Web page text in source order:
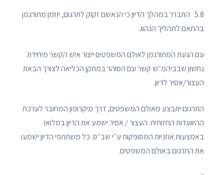
5.8 התברר במהלך הדיון כי הנאשם זקוק לתרגום, יוזמן מתורגמן
בהתאם לתהליך הנהוג.
עם הגעת המתורגמן לאולם המשפטים ייצור איש הקשר מיחידת
נחשון שבביהמ״ש קשר עם הסוהר במתקן הכליאה לצורך הבאת
העצור/אסיר לדיון.
התרגום יתבצע מאולם המשפטים, דרך מיקרופון המחובר לערכת
ההיוועדות החזותית. העצור / אסיר ישמע את הדיון במלואו
באמצעות אוזניות המסופקות ע״י שב״ס. כל משתתפי הדיון ישמעו
את התרגום באולם המשפטים.